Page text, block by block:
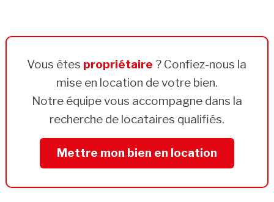
Vous êtes propriétaire ? Confiez-nous la
mise en location de votre bien.
Notre équipe vous accompagne dans la
recherche de locataires qualifiés.
Mettre mon bien en location